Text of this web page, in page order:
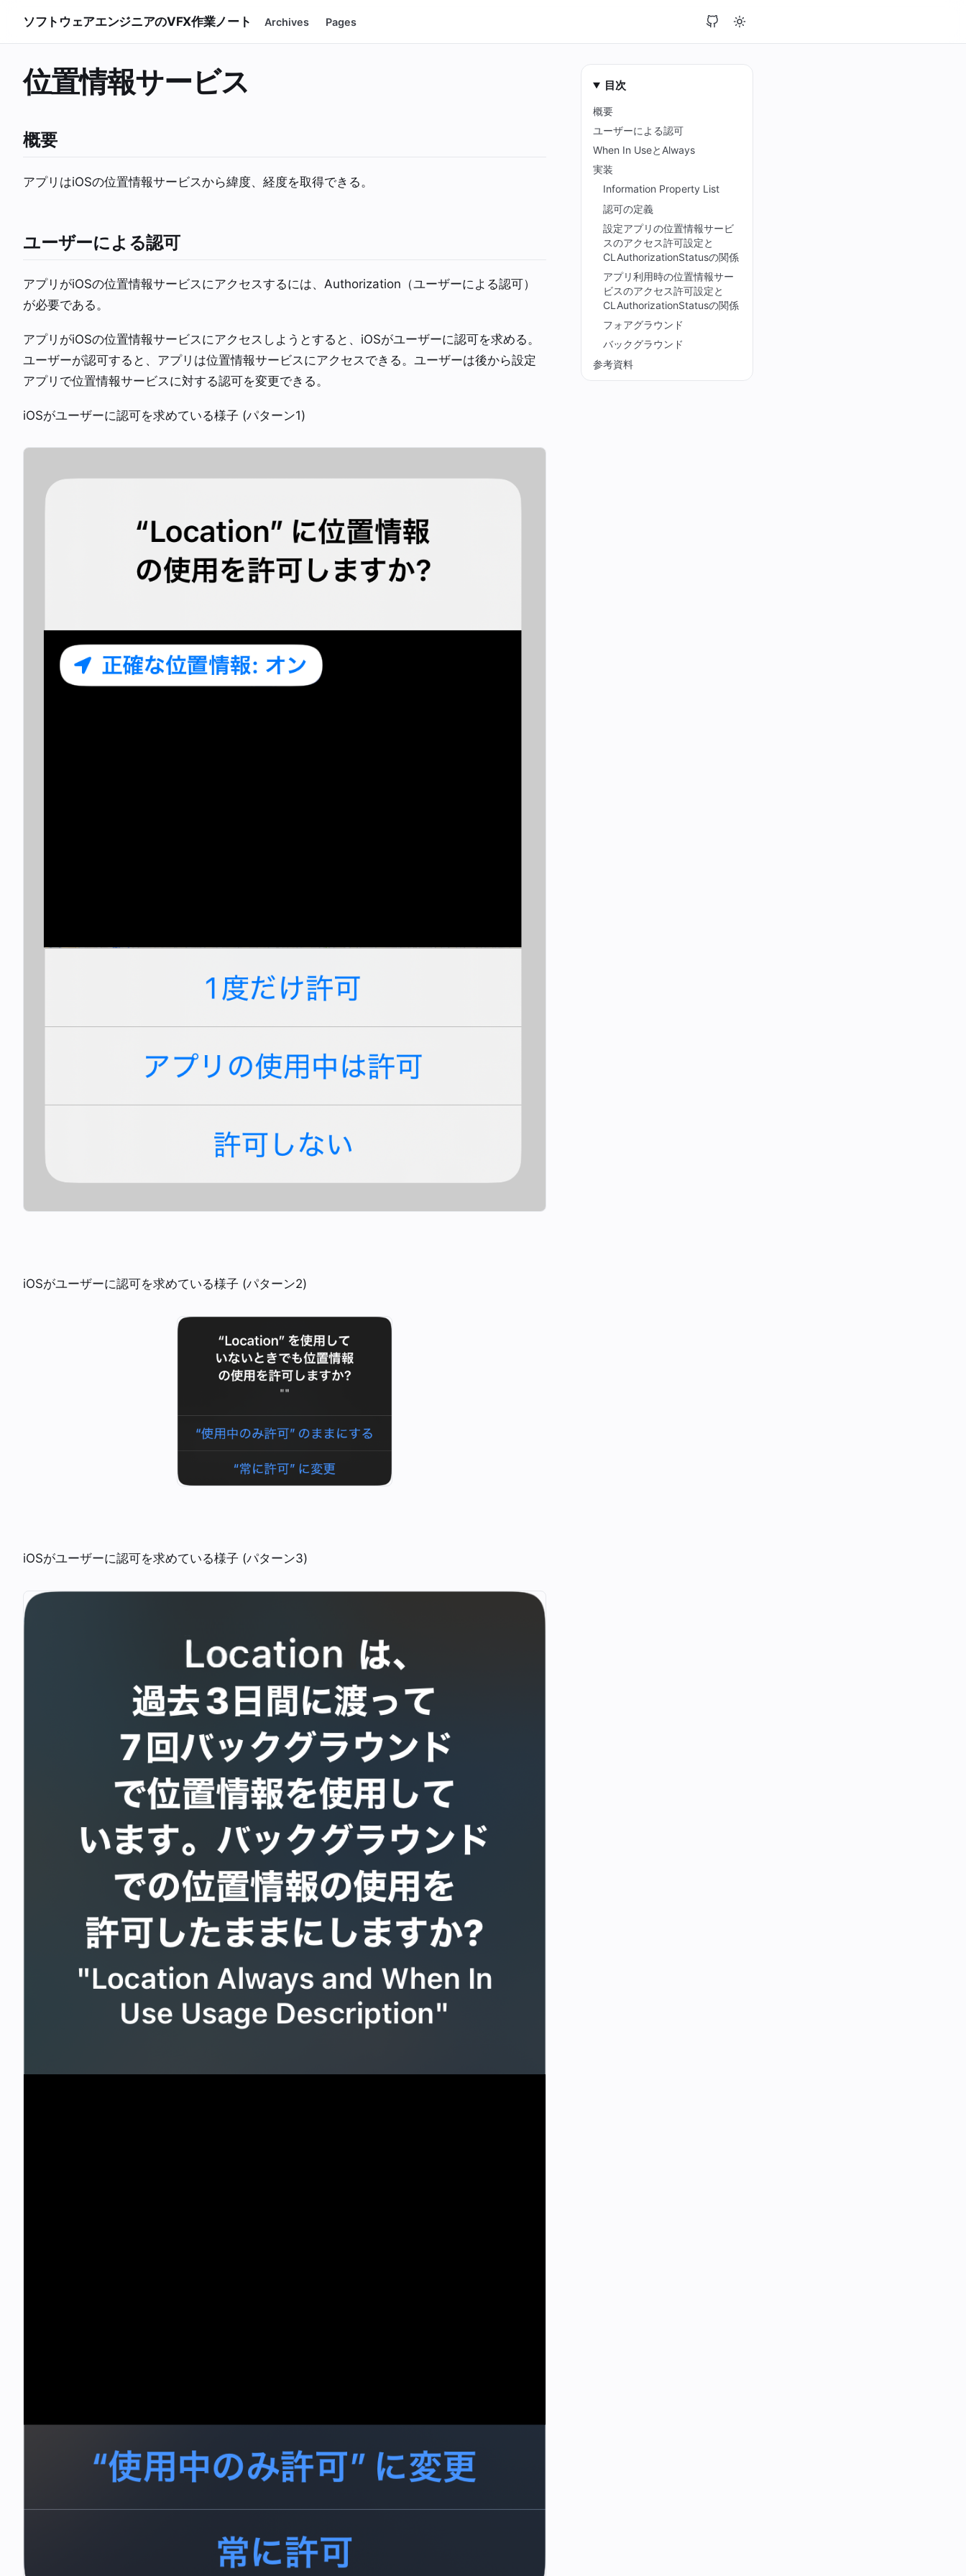
ソフトウェアエンジニアのVFX作業ノート Archives Pages
位置情報サービス 目次
概要
ユーザーによる認可
When In UseとAlways
実装
Information Property List
認可の定義
設定アプリの位置情報サービ
スのアクセス許可設定と
CLAuthorizationStatusの関係
アプリ利用時の位置情報サー
ビスのアクセス許可設定と
CLAuthorizationStatusの関係
フォアグラウンド
バックグラウンド
参考資料
概要
アプリはiOSの位置情報サービスから緯度、経度を取得できる。
ユーザーによる認可
アプリがiOSの位置情報サービスにアクセスするには、Authorization（ユーザーによる認可）
が必要である。
アプリがiOSの位置情報サービスにアクセスしようとすると、iOSがユーザーに認可を求める。
ユーザーが認可すると、アプリは位置情報サービスにアクセスできる。ユーザーは後から設定
アプリで位置情報サービスに対する認可を変更できる。
iOSがユーザーに認可を求めている様子 (パターン1)
iOSがユーザーに認可を求めている様子 (パターン2)
iOSがユーザーに認可を求めている様子 (パターン3)